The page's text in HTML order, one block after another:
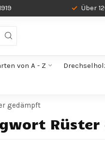
Über
von A - Z
gedämpft